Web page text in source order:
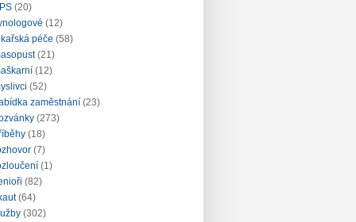
(20)
(12)
péče (58)
(21)
(12)
(52)
zaměstnání (23)
(273)
(18)
(7)
(1)
(82)
(64)
(302)